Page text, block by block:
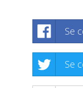
Se
Se